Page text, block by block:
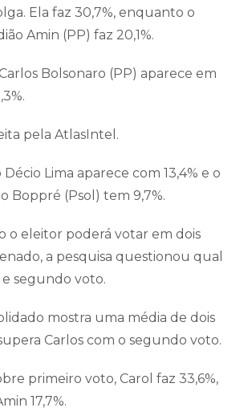
Ela faz 30,7%, enquanto o
Amin (PP) faz 20,1%.
Bolsonaro (PP) aparece em
pela AtlasIntel.
Lima aparece com 13,4% e o
Boppré (Psol) tem 9,7%.
o eleitor poderá votar em dois
a pesquisa questionou qual
segundo voto.
mostra uma média de dois
Carlos com o segundo voto.
primeiro voto, Carol faz 33,6%,
17,7%.